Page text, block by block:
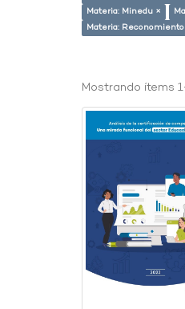
Materia: Minedu ×
Materia:
Mostrando ítems